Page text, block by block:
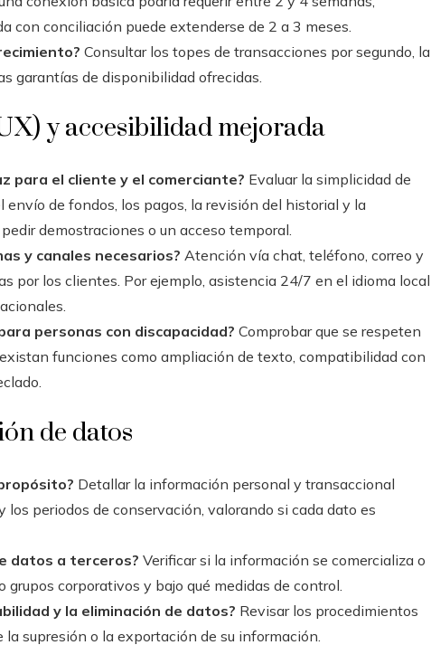
con conciliación puede extenderse de 2 a 3 meses.
Consultar los topes de transacciones por segundo, la
garantías de disponibilidad ofrecidas.
y accesibilidad mejorada
para el cliente y el comerciante? Evaluar la simplicidad de
envío de fondos, los pagos, la revisión del historial y la
demostraciones o un acceso temporal.
y canales necesarios? Atención vía chat, teléfono, correo y
por los clientes. Por ejemplo, asistencia 24/7 en el idioma local
personas con discapacidad? Comprobar que se respeten
funciones como ampliación de texto, compatibilidad con
de datos
Detallar la información personal y transaccional
periodos de conservación, valorando si cada dato es
datos a terceros? Verificar si la información se comercializa o
corporativos y bajo qué medidas de control.
y la eliminación de datos? Revisar los procedimientos
supresión o la exportación de su información.